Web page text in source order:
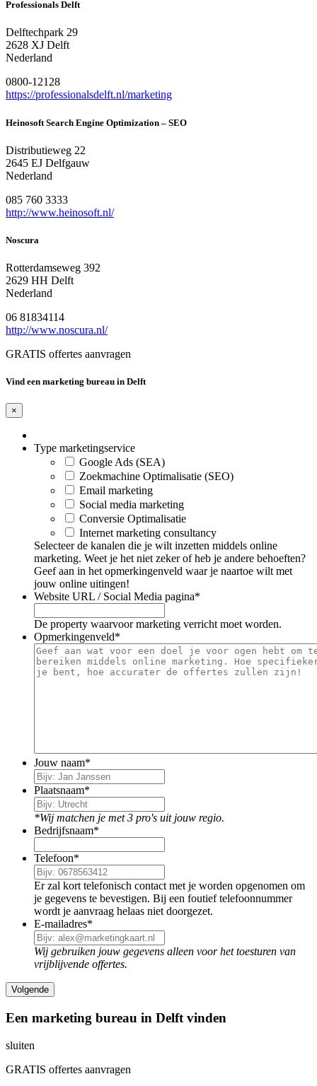
Professionals Delft
Delftechpark 29
2628 XJ Delft
Nederland
0800-12128
https://professionalsdelft.nl/marketing
Heinosoft Search Engine Optimization – SEO
Distributieweg 22
2645 EJ Delfgauw
Nederland
085 760 3333
http://www.heinosoft.nl/
Noscura
Rotterdamseweg 392
2629 HH Delft
Nederland
06 81834114
http://www.noscura.nl/
GRATIS offertes aanvragen
Vind een marketing bureau in Delft
×
Type marketingservice
Google Ads (SEA)
Zoekmachine Optimalisatie (SEO)
Email marketing
Social media marketing
Conversie Optimalisatie
Internet marketing consultancy
Selecteer de kanalen die je wilt inzetten middels online
marketing. Weet je het niet zeker of heb je andere behoeften?
Geef aan in het opmerkingenveld waar je naartoe wilt met
jouw online uitingen!
Website URL / Social Media pagina*
De property waarvoor marketing verricht moet worden.
Opmerkingenveld*
Jouw naam*
Plaatsnaam*
*Wij matchen je met 3 pro's uit jouw regio.
Bedrijfsnaam*
Telefoon*
Er zal kort telefonisch contact met je worden opgenomen om
je gegevens te bevestigen. Bij een foutief telefoonnummer
wordt je aanvraag helaas niet doorgezet.
E-mailadres*
Wij gebruiken jouw gegevens alleen voor het toesturen van
vrijblijvende offertes.
Een marketing bureau in Delft vinden
sluiten
GRATIS offertes aanvragen